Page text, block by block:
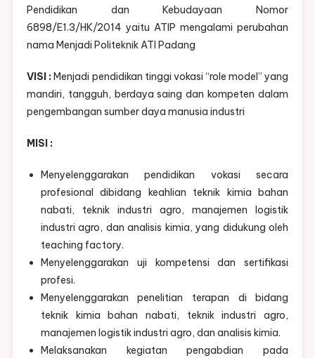
Pendidikan dan Kebudayaan Nomor
6898/E1.3/HK/2014 yaitu ATIP mengalami perubahan
nama Menjadi Politeknik ATI Padang
VISI : Menjadi pendidikan tinggi vokasi “role model” yang
mandiri, tangguh, berdaya saing dan kompeten dalam
pengembangan sumber daya manusia industri
MISI :
Menyelenggarakan pendidikan vokasi secara
profesional dibidang keahlian teknik kimia bahan
nabati, teknik industri agro, manajemen logistik
industri agro, dan analisis kimia, yang didukung oleh
teaching factory.
Menyelenggarakan uji kompetensi dan sertifikasi
profesi.
Menyelenggarakan penelitian terapan di bidang
teknik kimia bahan nabati, teknik industri agro,
manajemen logistik industri agro, dan analisis kimia.
Melaksanakan kegiatan pengabdian pada